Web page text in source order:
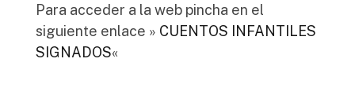
Para acceder a la web pincha en el
siguiente enlace » CUENTOS INFANTILES
SIGNADOS«